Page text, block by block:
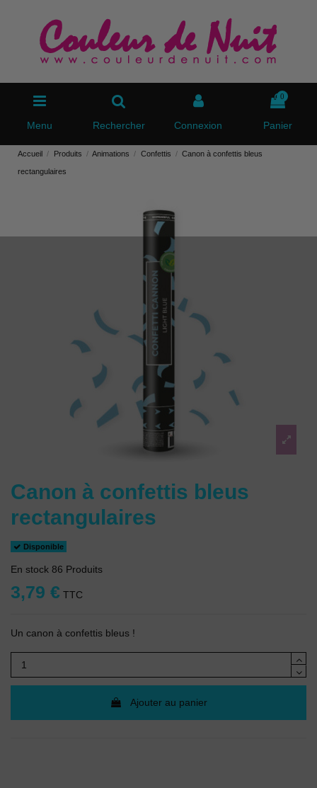
Menu Rechercher Connexion
0
Panier
Accueil Produits Animations Confettis Canon à confettis bleus
rectangulaires
Canon à confettis bleus
rectangulaires
Disponible
En stock 86 Produits
3,79 € TTC
Un canon à confettis bleus !
Ajouter au panier